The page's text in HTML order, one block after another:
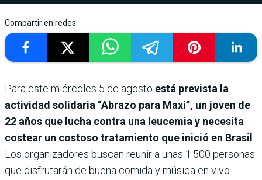
Compartir en redes
Para este miércoles 5 de agosto está prevista la
actividad solidaria “Abrazo para Maxi”, un joven de
22 años que lucha contra una leucemia y necesita
costear un costoso tratamiento que inició en Brasil
Los organizadores buscan reunir a unas 1.500 personas
que disfrutarán de buena comida y música en vivo.